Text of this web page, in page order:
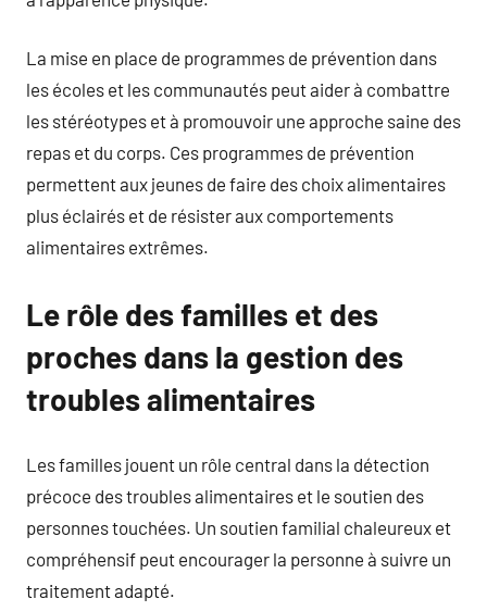
La mise en place de programmes de prévention dans
les écoles et les communautés peut aider à combattre
les stéréotypes et à promouvoir une approche saine des
repas et du corps. Ces programmes de prévention
permettent aux jeunes de faire des choix alimentaires
plus éclairés et de résister aux comportements
alimentaires extrêmes.
Le rôle des familles et des
proches dans la gestion des
troubles alimentaires
Les familles jouent un rôle central dans la détection
précoce des troubles alimentaires et le soutien des
personnes touchées. Un soutien familial chaleureux et
compréhensif peut encourager la personne à suivre un
traitement adapté.